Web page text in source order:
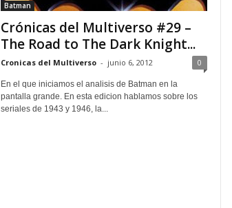
Batman
Crónicas del Multiverso #29 –
The Road to The Dark Knight...
Cronicas del Multiverso - junio 6, 2012 0
En el que iniciamos el analisis de Batman en la
pantalla grande. En esta edicion hablamos sobre los
seriales de 1943 y 1946, la...